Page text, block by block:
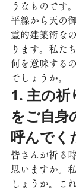
うなものです
平線から天の
霊的建築術な
ります。私た
何を意味する
でしょうか。
1. 主の祈
をご自身
呼んでく
皆さんが祈る
思いますか。
しょうか。こ